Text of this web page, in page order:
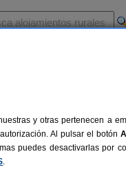
y otras pertenecen a
Al pulsar el botón
puedes desactivarlas por
.